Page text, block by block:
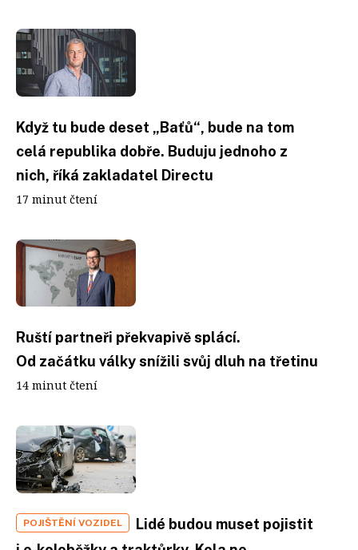
Když tu bude deset „Baťů“, bude na tom
celá republika dobře. Buduju jednoho z
nich, říká zakladatel Directu
17 minut čtení
Ruští partneři překvapivě splácí.
Od začátku války snížili svůj dluh na třetinu
14 minut čtení
POJIŠTĚNÍ VOZIDEL
Lidé budou muset pojistit